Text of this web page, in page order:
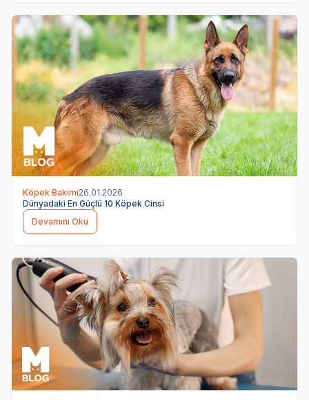
Köpek Bakımı26.01.2026
Dünyadaki En Güçlü 10 Köpek Cinsi
Devamını Oku